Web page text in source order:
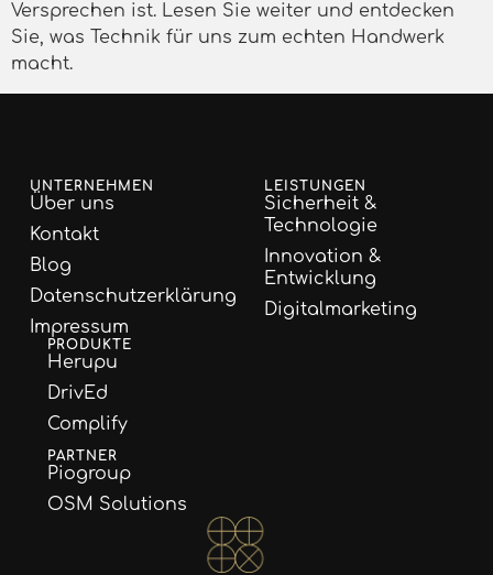
Versprechen ist. Lesen Sie weiter und entdecken
Sie, was Technik für uns zum echten Handwerk
macht.
UNTERNEHMEN
Über uns
Kontakt
Blog
Datenschutzerklärung
Impressum
LEISTUNGEN
Sicherheit &
Technologie
Innovation &
Entwicklung
Digitalmarketing
PRODUKTE
Herupu
DrivEd
Complify
PARTNER
Piogroup
OSM Solutions